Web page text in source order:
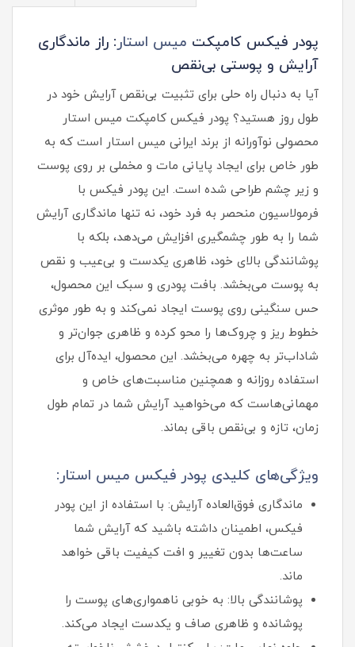
پودر فیکس کامپکت میس استار: راز ماندگاری
آرایش و پوستی بی‌نقص
آیا به دنبال راه حلی برای تثبیت بی‌نقص آرایش خود در
طول روز هستید؟ پودر فیکس کامپکت میس استار
محصولی نوآورانه از برند ایرانی میس استار است که به
طور خاص برای ایجاد پایانی مات و مخملی بر روی پوست
و زیر چشم طراحی شده است. این پودر فیکس با
فرمولاسیون منحصر به‌ فرد خود، نه تنها ماندگاری آرایش
شما را به طور چشمگیری افزایش می‌دهد، بلکه با
پوشانندگی بالای خود، ظاهری یکدست و بی‌عیب و نقص
به پوست می‌بخشد. بافت پودری و سبک این محصول،
حس سنگینی روی پوست ایجاد نمی‌کند و به طور موثری
خطوط ریز و چروک‌ها را محو کرده و ظاهری جوان‌تر و
شاداب‌تر به چهره می‌بخشد. این محصول، ایده‌آل برای
استفاده روزانه و همچنین مناسبت‌های خاص و
مهمانی‌هاست که می‌خواهید آرایش شما در تمام طول
زمان، تازه و بی‌نقص باقی بماند.
ویژگی‌های کلیدی پودر فیکس میس استار:
ماندگاری فوق‌العاده آرایش: با استفاده از این پودر
فیکس، اطمینان داشته باشید که آرایش شما
ساعت‌ها بدون تغییر و افت کیفیت باقی خواهد
ماند.
پوشانندگی بالا: به خوبی ناهمواری‌های پوست را
پوشانده و ظاهری صاف و یکدست ایجاد می‌کند.